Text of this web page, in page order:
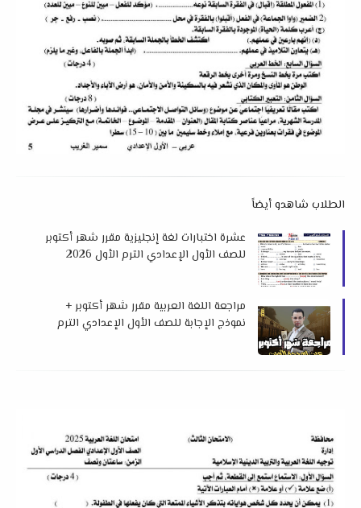
الطلاب شاهدو أيضاً
عشرة اختبارات لغة إنجليزية مقرر شهر أكتوبر
للصف الأول الإعدادي الترم الأول 2026
مراجعة اللغة العربية مقرر شهر أكتوبر +
نموذج الإجابة للصف الأول الإعدادي الترم